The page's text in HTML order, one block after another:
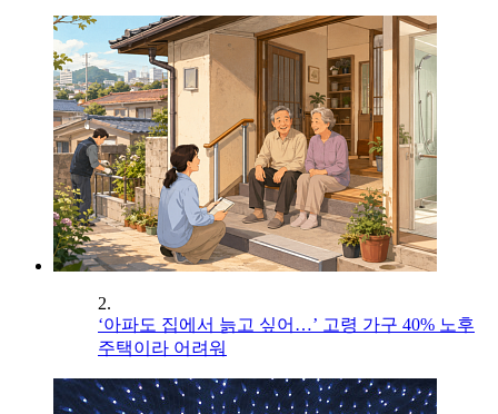
2.
‘아파도 집에서 늙고 싶어…’ 고령 가구 40% 노후
주택이라 어려워